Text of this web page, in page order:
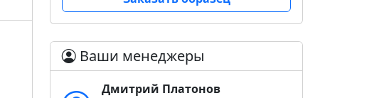
Ваши менеджеры
Дмитрий Платонов